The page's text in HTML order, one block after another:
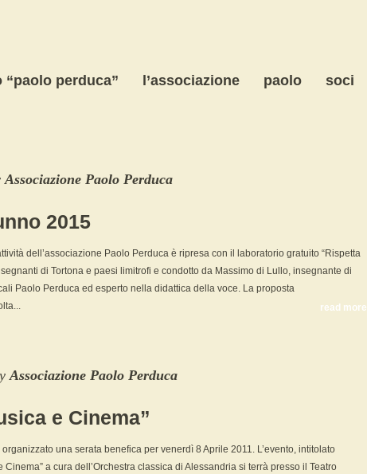
perduca” l’associazione paolo soci
Associazione Paolo Perduca
2015
dell’associazione Paolo Perduca è ripresa con il laboratorio gratuito “Rispetta
di Tortona e paesi limitrofi e condotto da Massimo di Lullo, insegnante di
Paolo Perduca ed esperto nella didattica della voce. La proposta
read more
Associazione Paolo Perduca
e Cinema”
una serata benefica per venerdì 8 Aprile 2011. L’evento, intitolato
Cinema” a cura dell’Orchestra classica di Alessandria si terrà presso il Teatro